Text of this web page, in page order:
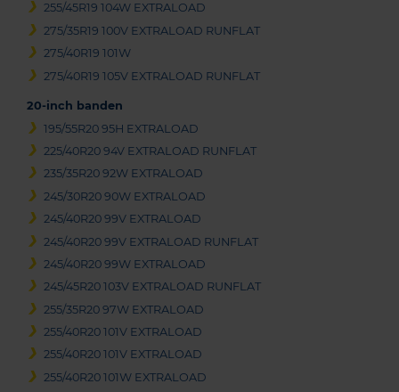
255/45R19 104W EXTRALOAD
275/35R19 100V EXTRALOAD RUNFLAT
275/40R19 101W
275/40R19 105V EXTRALOAD RUNFLAT
20-inch banden
195/55R20 95H EXTRALOAD
225/40R20 94V EXTRALOAD RUNFLAT
235/35R20 92W EXTRALOAD
245/30R20 90W EXTRALOAD
245/40R20 99V EXTRALOAD
245/40R20 99V EXTRALOAD RUNFLAT
245/40R20 99W EXTRALOAD
245/45R20 103V EXTRALOAD RUNFLAT
255/35R20 97W EXTRALOAD
255/40R20 101V EXTRALOAD
255/40R20 101V EXTRALOAD
255/40R20 101W EXTRALOAD